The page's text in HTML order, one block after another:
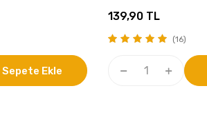
Sepete Ekle
139,90 TL
(16)